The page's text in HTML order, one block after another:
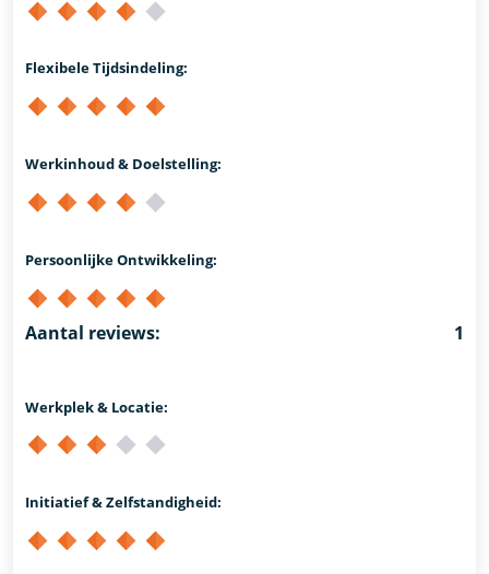
Flexibele Tijdsindeling:
Werkinhoud & Doelstelling:
Persoonlijke Ontwikkeling:
Aantal reviews: 1
Werkplek & Locatie:
Initiatief & Zelfstandigheid: